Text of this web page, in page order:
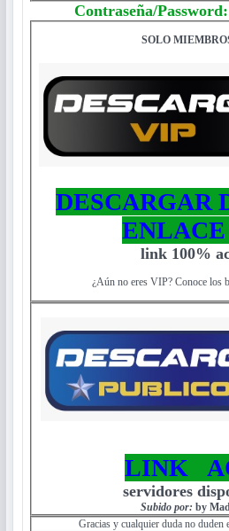
Contraseña/
SOLO
DESCARGAR
link 100%
¿Aún no eres VIP? Conoce los
LINK
servidores
Subido por: by
Gracias y cualquier duda no duden